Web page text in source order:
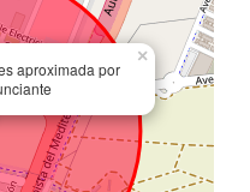
aproximada por
×